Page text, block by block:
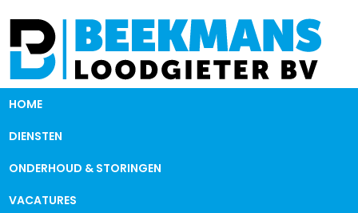
HOME
DIENSTEN
ONDERHOUD & STORINGEN
VACATURES